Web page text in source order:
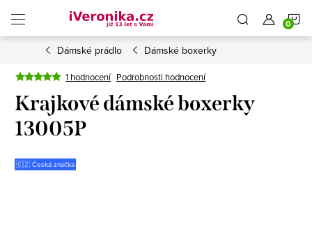
obsah
Dámské prádlo Dámské boxerky
1 hodnocení Podrobnosti hodnocení
Krajkové dámské boxerky
13005P
🇨🇿 Česká značka